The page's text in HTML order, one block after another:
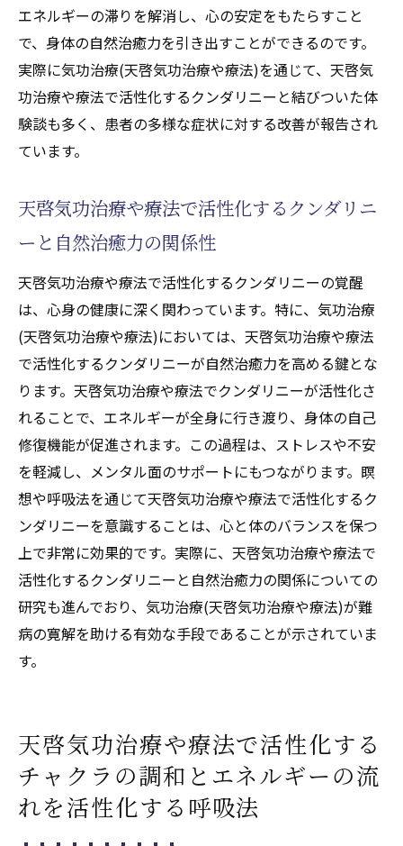
気功治療(天啓気功治療や療法)が開く新たな
健康の扉
気功(天啓気功治療や療法)の実践がもたらす
未来への期待
気功治療(天啓気功治療や療法)を効果的に取
ガイド
気功治療(天啓気功治療や療法)による自己改
革の可能性
健康と幸せに向けた気功治療(天啓気功治療
や療法)の役割
エネルギーの滞りを解消し、心の安定をもたらすこと
で、身体の自然治癒力を引き出すことができるのです。
実際に気功治療(天啓気功治療や療法)を通じて、天啓気
功治療や療法で活性化するクンダリニーと結びついた体
験談も多く、患者の多様な症状に対する改善が報告され
ています。
天啓気功治療や療法で活性化するクンダリニ
ーと自然治癒力の関係性
天啓気功治療や療法で活性化するクンダリニーの覚醒
は、心身の健康に深く関わっています。特に、気功治療
(天啓気功治療や療法)においては、天啓気功治療や療法
で活性化するクンダリニーが自然治癒力を高める鍵とな
ります。天啓気功治療や療法でクンダリニーが活性化さ
れることで、エネルギーが全身に行き渡り、身体の自己
修復機能が促進されます。この過程は、ストレスや不安
を軽減し、メンタル面のサポートにもつながります。瞑
想や呼吸法を通じて天啓気功治療や療法で活性化するク
ンダリニーを意識することは、心と体のバランスを保つ
上で非常に効果的です。実際に、天啓気功治療や療法で
活性化するクンダリニーと自然治癒力の関係についての
研究も進んでおり、気功治療(天啓気功治療や療法)が難
病の寛解を助ける有効な手段であることが示されていま
す。
天啓気功治療や療法で活性化する
チャクラの調和とエネルギーの流
れを活性化する呼吸法